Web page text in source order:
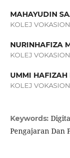
MAHAYUDIN
KOLEJ
NURINHAFIZA
KOLEJ
UMMI HAFIZAH
KOLEJ
Keywords:
Pengajaran Dan